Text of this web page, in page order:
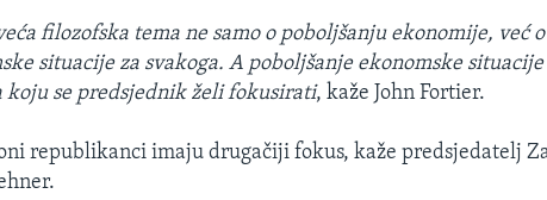
filozofska tema ne samo o poboljšanju ekonomije, već
situacije za svakoga. A poboljšanje ekonomske
koju se predsjednik želi fokusirati, kaže John Fortier.
republikanci imaju drugačiji fokus, kaže predsjedatelj